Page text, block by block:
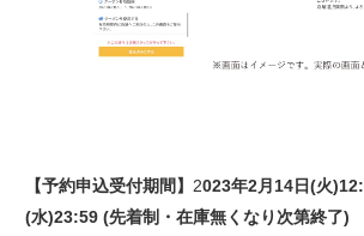
【予約申込受付期間】 2023年2月14日(火
(水)23:59 (先着制・在庫無くなり次第終了)